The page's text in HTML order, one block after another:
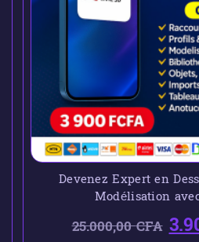
Devenez Expert en
Modélisation
25.000,00CFA